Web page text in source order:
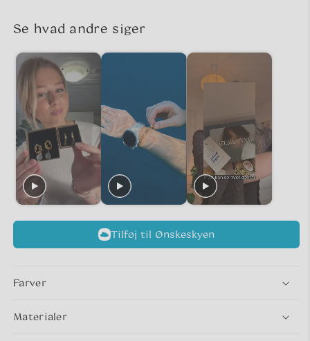
Se hvad andre siger
Tilføj til Ønskeskyen
Farver
Materialer